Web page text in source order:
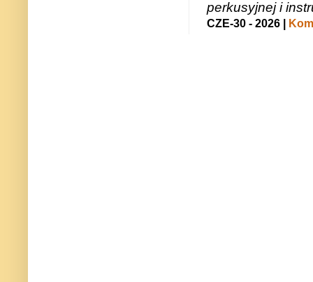
perkusyjnej i
CZE-30 - 2026 |